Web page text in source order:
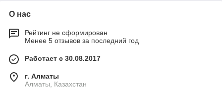
О нас
Рейтинг не сформирован
Менее 5 отзывов за последний год
Работает с 30.08.2017
г. Алматы
Алматы, Казахстан